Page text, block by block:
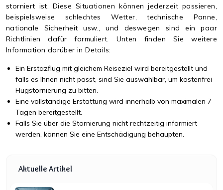
storniert ist. Diese Situationen können jederzeit passieren,
beispielsweise schlechtes Wetter, technische Panne,
nationale Sicherheit usw., und deswegen sind ein paar
Richtlinien dafür formuliert. Unten finden Sie weitere
Information darüber in Details:
Ein Erstazflug mit gleichem Reiseziel wird bereitgestellt und
falls es Ihnen nicht passt, sind Sie auswählbar, um kostenfrei
Flugstornierung zu bitten.
Eine vollständige Erstattung wird innerhalb von maximalen 7
Tagen bereitgestellt.
Falls Sie über die Stornierung nicht rechtzeitig informiert
werden, können Sie eine Entschädigung behaupten.
Aktuelle Artikel